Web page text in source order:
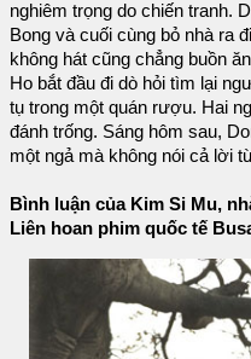
nghiêm trọng do chiến tranh.
Bong và cuối cùng bỏ nhà ra
không hát cũng chẳng buồn
Ho bắt đầu đi dò hỏi tìm lại
tụ trong một quán rượu. Hai
đánh trống. Sáng hôm sau,
một ngả mà không nói cả lời
Bình luận của Kim Si Mu,
Liên hoan phim quốc tế